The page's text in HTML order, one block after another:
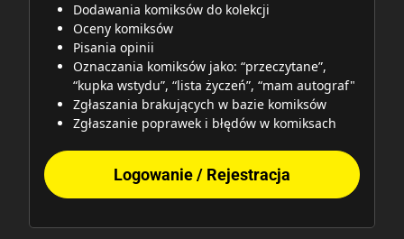
Dodawania komiksów do kolekcji
Oceny komiksów
Pisania opinii
Oznaczania komiksów jako: “przeczytane”,
“kupka wstydu”, “lista życzeń”, “mam autograf"
Zgłaszania brakujących w bazie komiksów
Zgłaszanie poprawek i błędów w komiksach
Logowanie / Rejestracja